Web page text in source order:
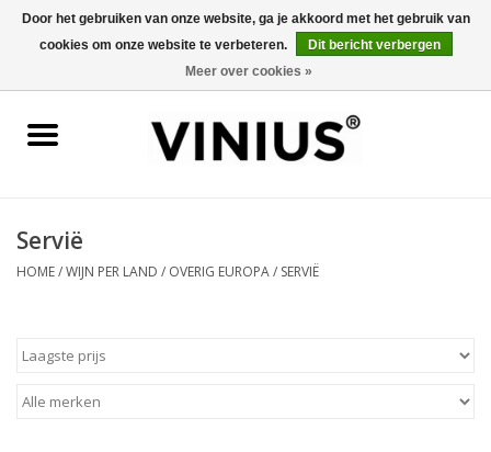
0 Artikelen - €0,00
Wijn per kleur/soort
Wijnproeverij
Over Vinius
Servië
HOME/WIJN PER LAND / OVERIG EUROPA/ SERVIË
Door het gebruiken van onze website, ga je akkoord met het gebruik van
cookies om onze website te verbeteren.
Dit bericht verbergen
Meer over cookies »